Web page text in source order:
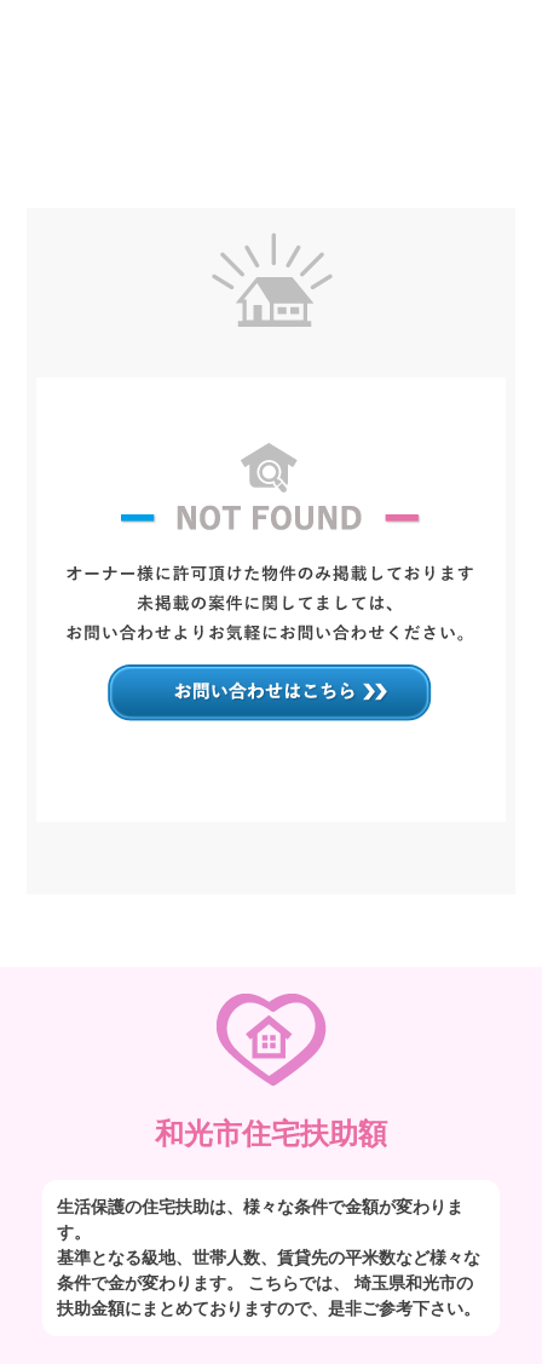
和光市住宅扶助額
生活保護の住宅扶助は、様々な条件で金額が変わりま
す。
基準となる級地、世帯人数、賃貸先の平米数など様々な
条件で金が変わります。 こちらでは、 埼玉県和光市の
扶助金額にまとめておりますので、是非ご参考下さい。